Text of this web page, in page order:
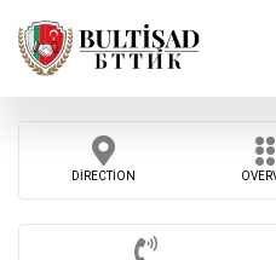
DIRECTION